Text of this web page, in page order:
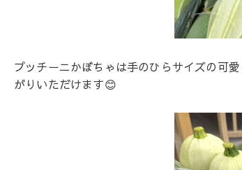
プッチーニかぼちゃは手のひらサイズの可
がりいただけます😊